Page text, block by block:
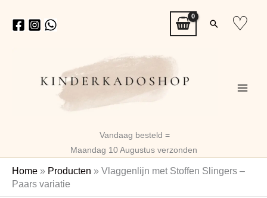
naar
Zoeken
♡
Vandaag besteld =
Maandag 10 Augustus verzonden
Home » Producten » Vlaggenlijn met Stoffen Slingers –
Paars variatie